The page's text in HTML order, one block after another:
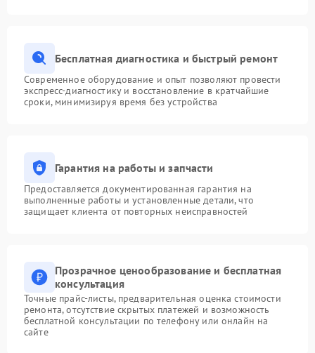
Бесплатная диагностика и быстрый ремонт
Современное оборудование и опыт позволяют провести
экспресс-диагностику и восстановление в кратчайшие
сроки, минимизируя время без устройства
Гарантия на работы и запчасти
Предоставляется документированная гарантия на
выполненные работы и установленные детали, что
защищает клиента от повторных неисправностей
Прозрачное ценообразование и бесплатная
консультация
Точные прайс-листы, предварительная оценка стоимости
ремонта, отсутствие скрытых платежей и возможность
бесплатной консультации по телефону или онлайн на
сайте